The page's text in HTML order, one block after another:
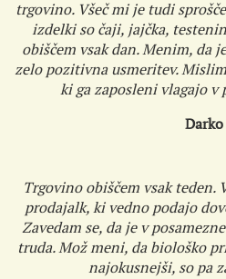
trgovino. Všeč mi je tudi
izdelki so čaji, jajčka,
obiščem vsak dan. Menim, da
zelo pozitivna usmeritev.
ki ga zaposleni vlagajo v
Darko
Trgovino obiščem vsak teden.
prodajalk, ki vedno podajo
Zavedam se, da je v
truda. Mož meni, da biološko
najokusnejši, so pa